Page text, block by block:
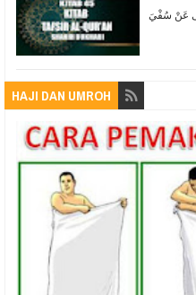
HAJI DAN UMROH